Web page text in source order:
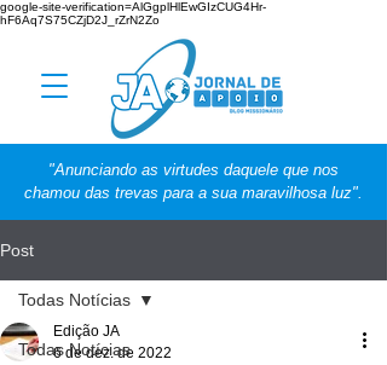
google-site-verification=AlGgplHlEwGIzCUG4Hr-
hF6Aq7S75CZjD2J_rZrN2Zo
"Anunciando as virtudes daquele que nos
chamou das trevas para a sua maravilhosa luz".
Post
Todas Notícias
Todas Notícias
Edição JA
6 de dez. de 2022